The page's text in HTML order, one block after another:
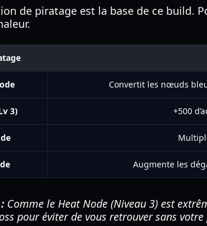
de piratage est la base de ce build.
Convertit les nœuds
3) +500
Augmente les
Comme le Heat Node (Niveau 3) est
pour éviter de vous retrouver sans